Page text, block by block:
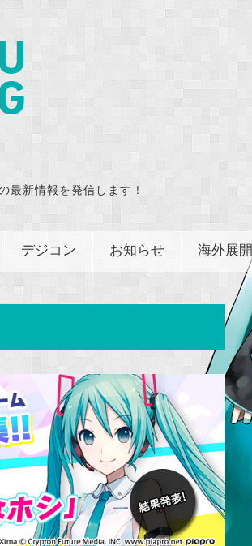
最新情報を発信します！
デジコン お知らせ 海外展開